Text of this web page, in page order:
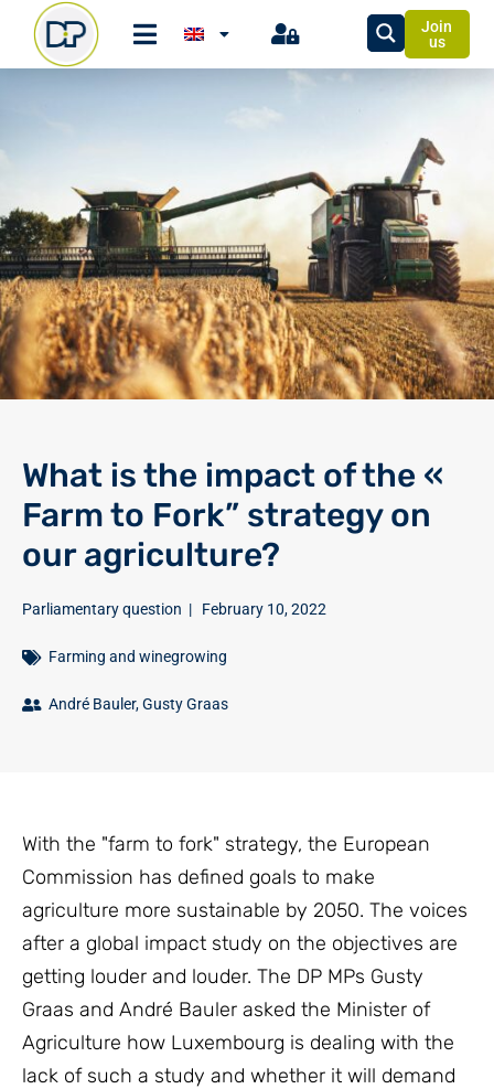
Join
us
What is the impact of the «
Farm to Fork” strategy on
our agriculture?
Parliamentary question | February 10, 2022
Farming and winegrowing
André Bauler,Gusty Graas
With the "farm to fork" strategy, the European
Commission has defined goals to make
agriculture more sustainable by 2050. The voices
after a global impact study on the objectives are
getting louder and louder. The DP MPs Gusty
Graas and André Bauler asked the Minister of
Agriculture how Luxembourg is dealing with the
lack of such a study and whether it will demand